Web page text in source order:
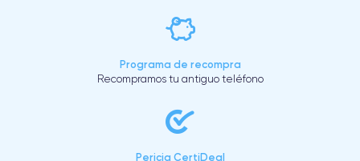
Programa de recompra
Recompramos tu antiguo teléfono
Pericia CertiDeal